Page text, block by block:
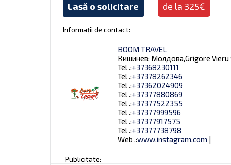
Lasă o solicitare de la 325€
Informații de contact:
BOOM TRAVEL
Кишинев; Молдова,Grigore Vieru
Tel .:+37368230111
Tel .:+37378262346
Tel .:+37362024909
Tel .:+37377880869
Tel .:+37377522355
Tel .:+37377999596
Tel .:+37377917575
Tel .:+37377738798
Web .:www.instagram.com |
Publicitate: